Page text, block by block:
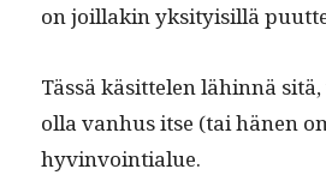
on joil­lakin yksi­ty­isil­lä
Tässä käsit­te­len lähin­nä
olla van­hus itse (tai hänen
hyvinvointialue.